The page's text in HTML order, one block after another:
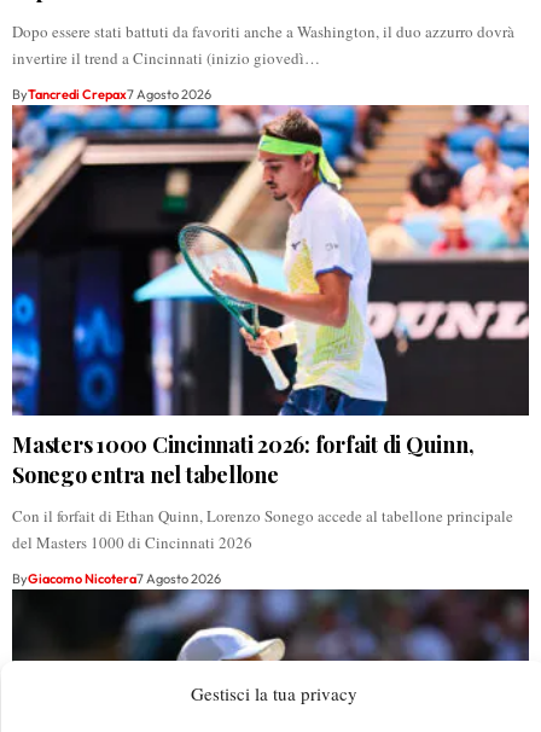
Gestisci la tua privacy
Dopo essere stati battuti da favoriti anche a Washington, il duo azzurro dovrà
invertire il trend a Cincinnati (inizio giovedì…
ByTancredi Crepax7 Agosto 2026
Masters 1000 Cincinnati 2026: forfait di Quinn,
Sonego entra nel tabellone
Con il forfait di Ethan Quinn, Lorenzo Sonego accede al tabellone principale
del Masters 1000 di Cincinnati 2026
ByGiacomo Nicotera7 Agosto 2026